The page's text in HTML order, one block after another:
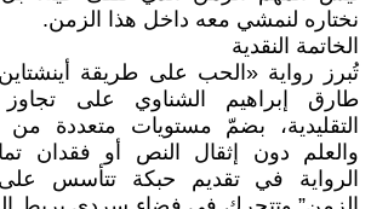
نختاره لنمشي معه داخل هذا الزمن.
الخاتمة النقدية
تُبرز رواية «الحب على طريقة
طارق إبراهيم الشناوي على تجاوز
التقليدية، بضمّ مستويات متعددة من
والعلم دون إثقال النص أو فقدان
الرواية في تقديم حبكة تتأسس